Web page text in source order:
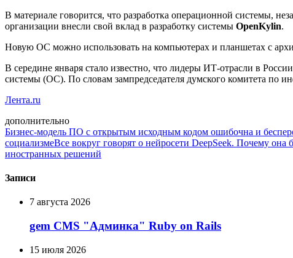
В материале говорится, что разработка операционной системы,
организации внесли свой вклад в разработку системы OpenKylin.
Новую ОС можно использовать на компьютерах и планшетах с
В середине января стало известно, что лидеры ИТ-отрасли в
системы (ОС). По словам зампредседателя думского комитета по
Лента.ru
дополнительно
Бизнес-модель ПО с открытым исходным кодом ошибочна и
социализмеВсе вокруг говорят о нейросети DeepSeek. Почему она
иностранных решений
Записи
7 августа 2026
gem CMS "Админка" Ruby on Rails
15 июля 2026